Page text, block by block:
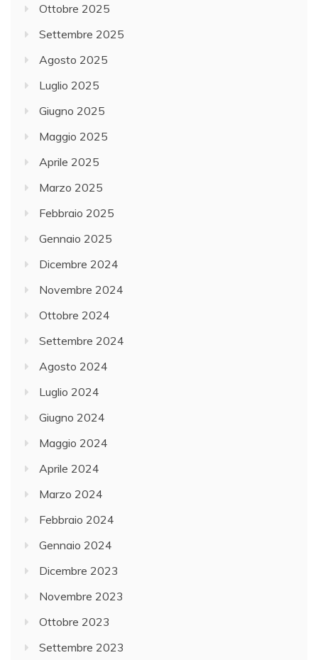
Ottobre 2025
Settembre 2025
Agosto 2025
Luglio 2025
Giugno 2025
Maggio 2025
Aprile 2025
Marzo 2025
Febbraio 2025
Gennaio 2025
Dicembre 2024
Novembre 2024
Ottobre 2024
Settembre 2024
Agosto 2024
Luglio 2024
Giugno 2024
Maggio 2024
Aprile 2024
Marzo 2024
Febbraio 2024
Gennaio 2024
Dicembre 2023
Novembre 2023
Ottobre 2023
Settembre 2023